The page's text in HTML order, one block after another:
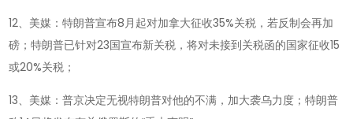
12、美媒：特朗普宣布8月起对加拿大征收35%关税，若反制会再加
磅；特朗普已针对23国宣布新关税，将对未接到关税函的国家征收15
或20%关税；
13、美媒：普京决定无视特朗普对他的不满，加大袭乌力度；特朗普